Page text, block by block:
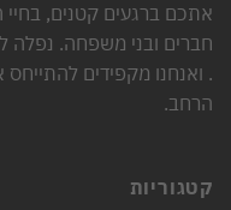
אתכם ברגעים קטנים, בחיי
חברים ובני משפחה. נפלה
. ואנחנו מקפידים להתייחס
הרחב.
קטגוריות